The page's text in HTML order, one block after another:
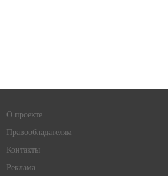
О проекте
Правообладателям
Контакты
Реклама